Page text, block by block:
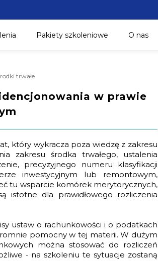
Pakiety szkoleniowe O nas
trwałe
w prawie
który wykracza poza wiedzę z zakresu
zakresu środka trwałego, ustalenia
precyzyjnego numeru klasyfikacji
inwestycyjnym lub remontowym,
tu wsparcie komórek merytorycznych,
istotne dla prawidłowego rozliczenia
ustaw o rachunkowości i o podatkach
pomocny w tej materii. W dużym
można stosować do rozliczeń
- na szkoleniu te sytuacje zostaną